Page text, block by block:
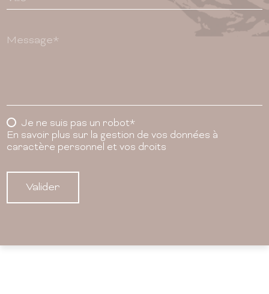
Message*
Je ne suis pas un robot*
En savoir plus sur la gestion de vos données à
caractère personnel et vos droits
Valider